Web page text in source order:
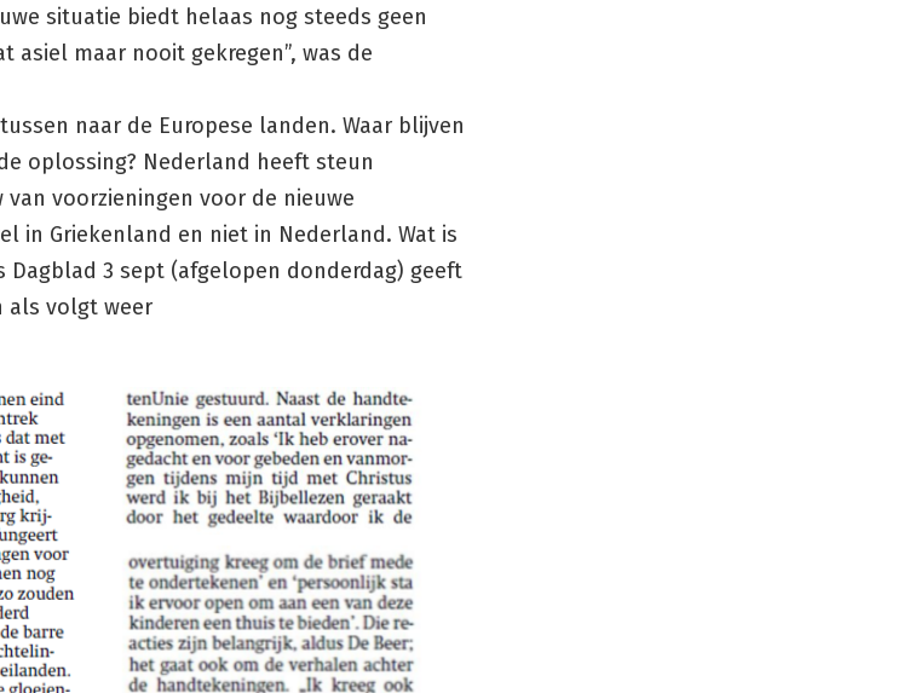
situatie biedt helaas nog steeds geen
asiel maar nooit gekregen”, was de
naar de Europese landen. Waar blijven
oplossing? Nederland heeft steun
voorzieningen voor de nieuwe
in Griekenland en niet in Nederland. Wat is
Dagblad 3 sept (afgelopen donderdag) geeft
als volgt weer